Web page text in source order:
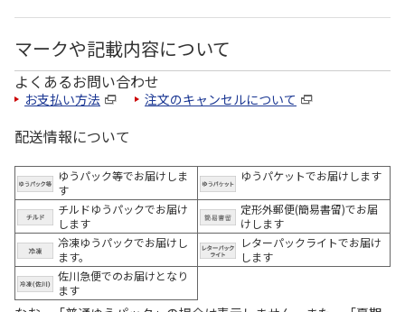
マークや記載内容について
よくあるお問い合わせ
お支払い方法 注文のキャンセルについて
配送情報について
ゆうパック等でお届けしま
す
ゆうパケットでお届けします
チルドゆうパックでお届け
します
定形外郵便(簡易書留)でお届
けします
冷凍ゆうパックでお届けし
ます。
レターパックライトでお届け
します
佐川急便でのお届けとなり
ます